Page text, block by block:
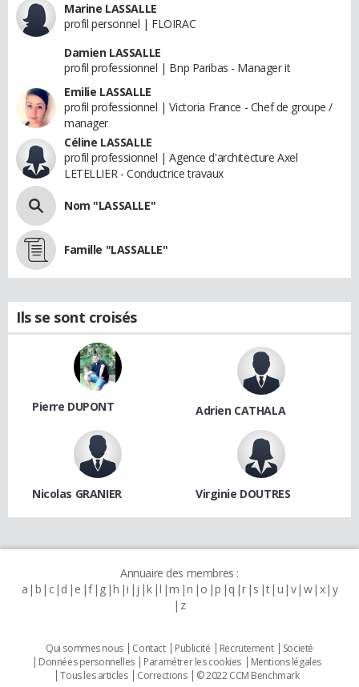
Marine LASSALLE
profil personnel | FLOIRAC
Damien LASSALLE
profil professionnel | Bnp Paribas - Manager it
Emilie LASSALLE
profil professionnel | Victoria France - Chef de groupe /
manager
Céline LASSALLE
profil professionnel | Agence d'architecture Axel
LETELLIER - Conductrice travaux
Nom "LASSALLE"
Famille "LASSALLE"
Ils se sont croisés
Pierre DUPONT Adrien CATHALA
Nicolas GRANIER Virginie DOUTRES
Annuaire des membres :
a b c d e f g h i j k l m n o p q r s t u v w x y
z
Qui sommes nous Contact Publicité Recrutement
Societé
Données personnelles
Paramétrer les cookies
Mentions légales
Tous les articles
Corrections © 2022 CCM Benchmark